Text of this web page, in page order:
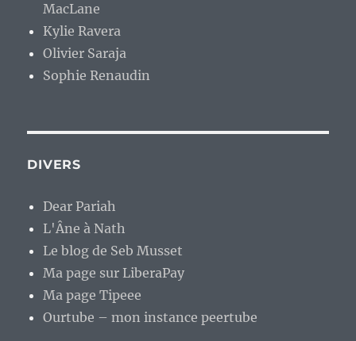
MacLane
Kylie Ravera
Olivier Saraja
Sophie Renaudin
DIVERS
Dear Pariah
L'Âne à Nath
Le blog de Seb Musset
Ma page sur LiberaPay
Ma page Tipeee
Ourtube – mon instance peertube